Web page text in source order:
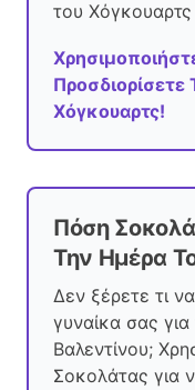
του Χόγκουαρτς
Προσδιορίσετε
Χόγκουαρτς!
Πόση
Την Ημέρα
Δεν ξέρετε τι
γυναίκα σας
Βαλεντίνου;
Σοκολάτας για